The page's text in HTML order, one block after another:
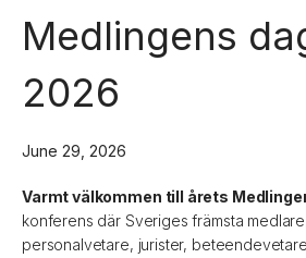
Medlingens
2026
June 29, 2026
Varmt välkommen till årets
konferens där Sveriges främsta
personalvetare, jurister,